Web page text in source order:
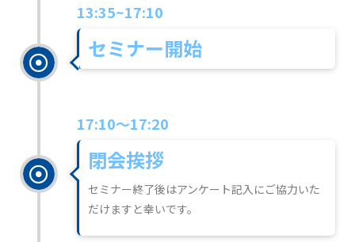
13:35~17:10
セミナー開始
17:10～17:20
閉会挨拶
セミナー終了後はアンケート記入にご協力いた
だけますと幸いです。